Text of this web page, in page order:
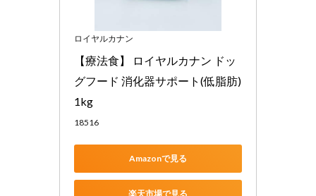
ロイヤルカナン
【療法食】 ロイヤルカナン ドッ
グフード 消化器サポート(低脂肪)
1kg
18516
Amazonで見る
楽天市場で見る